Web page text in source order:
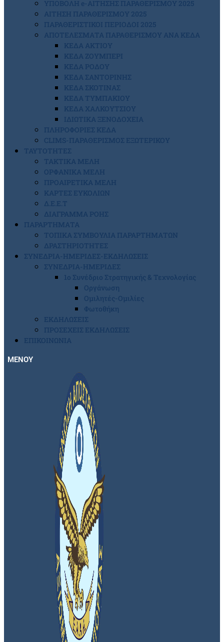
ΥΠΟΒΟΛΗ e-ΑΙΤΗΣΗΣ ΠΑΡΑΘΕΡΙΣΜΟΥ 2025
ΑΙΤΗΣΗ ΠΑΡΑΘΕΡΙΣΜΟΥ 2025
ΠΑΡΑΘΕΡΙΣΤΙΚΟΙ ΠΕΡΙΟΔΟΙ 2025
ΑΠΟΤΕΛΕΣΜΑΤΑ ΠΑΡΑΘΕΡΙΣΜΟΥ ΑΝΑ ΚΕΔΑ
ΚΕΔΑ ΑΚΤΙΟΥ
ΚΕΔΑ ΖΟΥΜΠΕΡΙ
ΚΕΔΑ ΡΟΔΟΥ
ΚΕΔΑ ΣΑΝΤΟΡΙΝΗΣ
ΚΕΔΑ ΣΚΟΤΙΝΑΣ
ΚΕΔΑ ΤΥΜΠΑΚΙΟΥ
ΚΕΔΑ ΧΑΛΚΟΥΤΣΙΟΥ
ΙΔΙΩΤΙΚΑ ΞΕΝΟΔΟΧΕΙΑ
ΠΛΗΡΟΦΟΡΙΕΣ ΚΕΔΑ
CLIMS-ΠΑΡΑΘΕΡΙΣΜΟΣ ΕΞΩΤΕΡΙΚΟΥ
ΤΑΥΤΟΤΗΤΕΣ
ΤΑΚΤΙΚΑ ΜΕΛΗ
ΟΡΦΑΝΙΚΑ ΜΕΛΗ
ΠΡΟΑΙΡΕΤΙΚΑ ΜΕΛΗ
ΚΑΡΤΕΣ ΕΥΚΟΛΙΩΝ
Δ.Ε.Ε.Τ
ΔΙΑΓΡΑΜΜΑ ΡΟΗΣ
ΠΑΡΑΡΤΗΜΑΤΑ
ΤΟΠΙΚΑ ΣΥΜΒΟΥΛΙΑ ΠΑΡΑΡΤΗΜΑΤΩΝ
ΔΡΑΣΤΗΡΙΟΤΗΤΕΣ
ΣΥΝΕΔΡΙΑ-ΗΜΕΡΙΔΕΣ-ΕΚΔΗΛΩΣΕΙΣ
ΣΥΝΕΔΡΙΑ-ΗΜΕΡΙΔΕΣ
1ο Συνέδριο Στρατηγικής & Τεχνολογίας
Οργάνωση
Ομιλητές-Ομιλίες
Φωτοθήκη
ΕΚΔΗΛΩΣΕΙΣ
ΠΡΟΣΕΧΕΙΣ ΕΚΔΗΛΩΣΕΙΣ
ΕΠΙΚΟΙΝΩΝΙΑ
ΜΕΝΟΥ